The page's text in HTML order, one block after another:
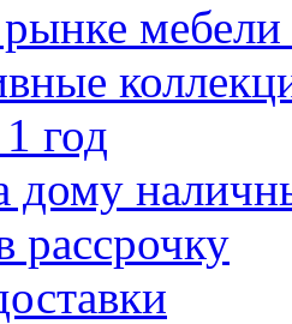
год
дому
рассрочку